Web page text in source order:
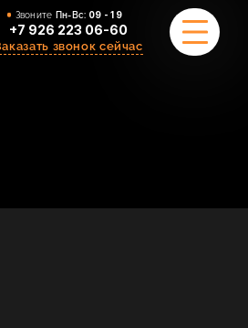
Звоните Пн-Вс: 09 - 19
+7 926 223 06-60
звонок сейчас